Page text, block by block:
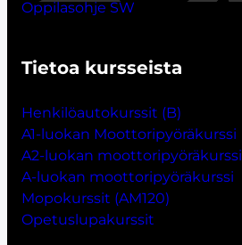
Oppilasohje SW
Tietoa kursseista
Henkilöautokurssit (B)
A1-luokan Moottoripyöräkurssi
A2-luokan moottoripyöräkurssi
A-luokan moottoripyöräkurssi
Mopokurssit (AM120)
Opetuslupakurssit